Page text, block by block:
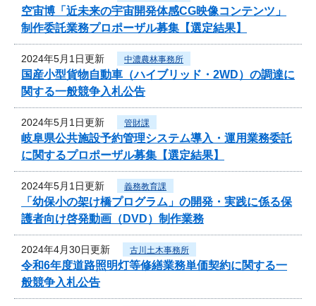
空宙博「近未来の宇宙開発体感CG映像コンテンツ」
制作委託業務プロポーザル募集【選定結果】
2024年5月1日更新 中濃農林事務所
国産小型貨物自動車（ハイブリッド・2WD）の調達に
関する一般競争入札公告
2024年5月1日更新 管財課
岐阜県公共施設予約管理システム導入・運用業務委託
に関するプロポーザル募集【選定結果】
2024年5月1日更新 義務教育課
「幼保小の架け橋プログラム」の開発・実践に係る保
護者向け啓発動画（DVD）制作業務
2024年4月30日更新 古川土木事務所
令和6年度道路照明灯等修繕業務単価契約に関する一
般競争入札公告